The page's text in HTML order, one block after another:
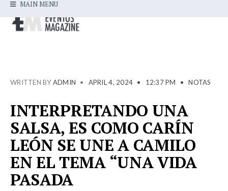
MAIN MENU
WRITTEN BY ADMIN • APRIL 4, 2024 • 12:37 PM • NOTAS
INTERPRETANDO UNA
SALSA, ES COMO CARÍN
LEÓN SE UNE A CAMILO
EN EL TEMA “UNA VIDA
PASADA